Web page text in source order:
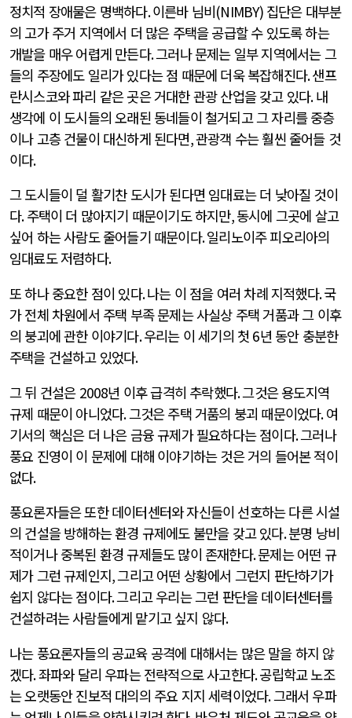
정치적 장애물은 명백하다.이른바 님비(NIMBY) 집단은 대부분
의 고가 주거 지역에서 더 많은 주택을 공급할 수 있도록 하는
개발을 매우 어렵게 만든다.그러나 문제는 일부 지역에서는 그
들의 주장에도 일리가 있다는 점 때문에 더욱 복잡해진다.샌프
란시스코와 파리 같은 곳은 거대한 관광 산업을 갖고 있다.내
생각에 이 도시들의 오래된 동네들이 철거되고 그 자리를 중층
이나 고층 건물이 대신하게 된다면,관광객 수는 훨씬 줄어들 것
이다.
그 도시들이 덜 활기찬 도시가 된다면 임대료는 더 낮아질 것이
다.주택이 더 많아지기 때문이기도 하지만,동시에 그곳에 살고
싶어 하는 사람도 줄어들기 때문이다.일리노이주 피오리아의
임대료도 저렴하다.
또 하나 중요한 점이 있다.나는 이 점을 여러 차례 지적했다.국
가 전체 차원에서 주택 부족 문제는 사실상 주택 거품과 그 이후
의 붕괴에 관한 이야기다.우리는 이 세기의 첫 6년 동안 충분한
주택을 건설하고 있었다.
그 뒤 건설은 2008년 이후 급격히 추락했다.그것은 용도지역
규제 때문이 아니었다.그것은 주택 거품의 붕괴 때문이었다.여
기서의 핵심은 더 나은 금융 규제가 필요하다는 점이다.그러나
풍요 진영이 이 문제에 대해 이야기하는 것은 거의 들어본 적이
없다.
풍요론자들은 또한 데이터센터와 자신들이 선호하는 다른 시설
의 건설을 방해하는 환경 규제에도 불만을 갖고 있다.분명 낭비
적이거나 중복된 환경 규제들도 많이 존재한다.문제는 어떤 규
제가 그런 규제인지,그리고 어떤 상황에서 그런지 판단하기가
쉽지 않다는 점이다.그리고 우리는 그런 판단을 데이터센터를
건설하려는 사람들에게 맡기고 싶지 않다.
나는 풍요론자들의 공교육 공격에 대해서는 많은 말을 하지 않
겠다.좌파와 달리 우파는 전략적으로 사고한다.공립학교 노조
는 오랫동안 진보적 대의의 주요 지지 세력이었다.그래서 우파